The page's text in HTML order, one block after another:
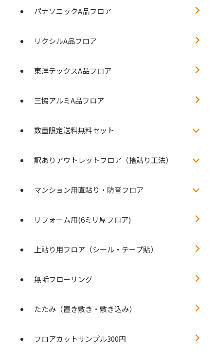
パナソニックA品フロア
リクシルA品フロア
東洋テックスA品フロア
三協アルミA品フロア
数量限定送料無料セット
訳ありアウトレットフロア（捨貼り工法）
マンション用直貼り・防音フロア
リフォーム用(6ミリ厚フロア)
上貼り用フロア（シール・テープ貼）
無垢フローリング
たたみ（置き敷き・敷き込み）
フロアカットサンプル300円